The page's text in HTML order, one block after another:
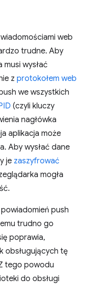
web
trudne. Aby
wysłać
z protokołem web
we wszystkich
(czyli kluczy
nagłówka
aplikacja może
Aby wysłać dane
je zaszyfrować
mogła
push
trudno go
poprawia,
obsługujących tę
tego powodu
do obsługi